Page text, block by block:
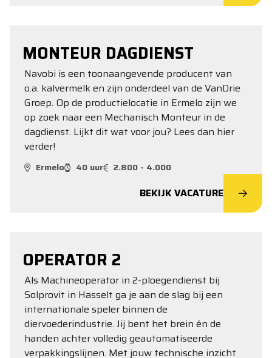
MONTEUR DAGDIENST
Navobi is een toonaangevende producent van
o.a. kalvermelk en zijn onderdeel van de VanDrie
Groep. Op de productielocatie in Ermelo zijn we
op zoek naar een Mechanisch Monteur in de
dagdienst. Lijkt dit wat voor jou? Lees dan hier
verder!
Ermelo 40 uur 2.800 - 4.000
BEKIJK VACATURE
OPERATOR 2
Als Machineoperator in 2-ploegendienst bij
Solprovit in Hasselt ga je aan de slag bij een
internationale speler binnen de
diervoederindustrie. Jij bent het brein én de
handen achter volledig geautomatiseerde
verpakkingslijnen. Met jouw technische inzicht